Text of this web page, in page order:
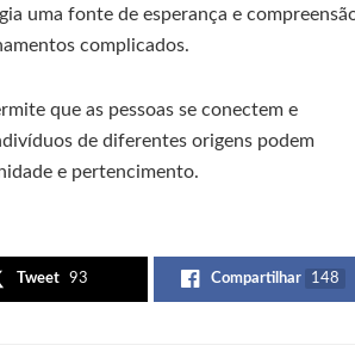
uma fonte de esperança e
complicados.
que as pessoas se conectem e
de diferentes origens podem
e pertencimento.
Tweet 93 Compartilhar 148